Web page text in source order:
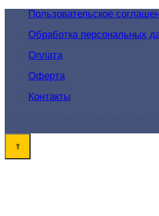
Пользовательское
Обработка персональных
Оплата
Оферта
Контакты